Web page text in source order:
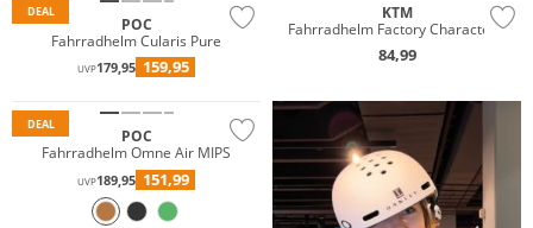
DEAL
POC
Fahrradhelm Cularis Pure
UVP179,95 159,95
KTM
Fahrradhelm Factory Character II
84,99
DEAL
POC
Fahrradhelm Omne Air MIPS
UVP189,95 151,99